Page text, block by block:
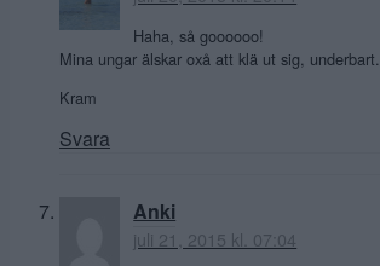
Haha, så goooooo!
Mina ungar älskar oxå att klä ut sig, underbart.
Kram
Svara
Anki
juli 21, 2015 kl. 07:04